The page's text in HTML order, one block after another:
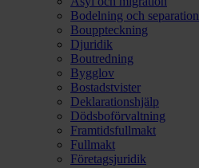
Bodelning och separation
Bouppteckning
Djuridik
Boutredning
Bygglov
Bostadstvister
Deklarationshjälp
Dödsboförvaltning
Framtidsfullmakt
Fullmakt
Företagsjuridik